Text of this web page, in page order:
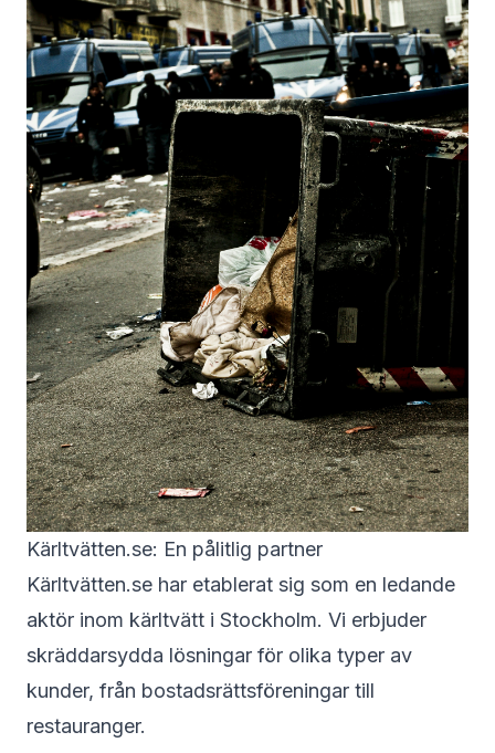
Kärltvätten.se: En pålitlig partner
Kärltvätten.se har etablerat sig som en ledande
aktör inom kärltvätt i Stockholm. Vi erbjuder
skräddarsydda lösningar för olika typer av
kunder, från bostadsrättsföreningar till
restauranger.